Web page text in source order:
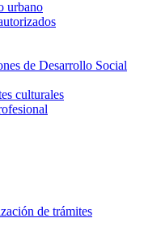
urbano
de Desarrollo Social
culturales
de trámites